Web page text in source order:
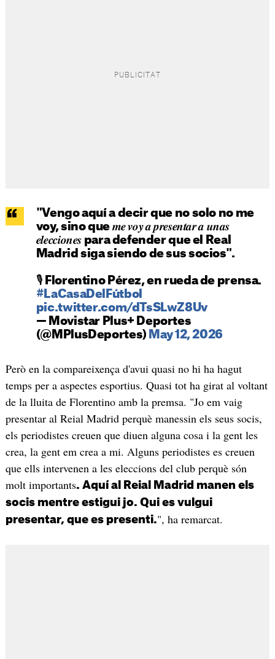
"Vengo aquí a decir que no solo no me
voy, sino que 𝒎𝒆 𝒗𝒐𝒚 𝒂 𝒑𝒓𝒆𝒔𝒆𝒏𝒕𝒂𝒓 𝒂 𝒖𝒏𝒂𝒔
𝒆𝒍𝒆𝒄𝒄𝒊𝒐𝒏𝒆𝒔 para defender que el Real
Madrid siga siendo de sus socios".
🎙️ Florentino Pérez, en rueda de prensa.
#LaCasaDelFútbol
pic.twitter.com/dTsSLwZ8Uv
— Movistar Plus+ Deportes
(@MPlusDeportes) May 12, 2026
Però en la compareixença d'avui quasi no hi ha hagut
temps per a aspectes esportius. Quasi tot ha girat al voltant
de la lluita de Florentino amb la premsa. "Jo em vaig
presentar al Reial Madrid perquè manessin els seus socis,
els periodistes creuen que diuen alguna cosa i la gent les
crea, la gent em crea a mi. Alguns periodistes es creuen
que ells intervenen a les eleccions del club perquè són
molt importants. Aquí al Reial Madrid manen els
socis mentre estigui jo. Qui es vulgui
presentar, que es presenti.", ha remarcat.